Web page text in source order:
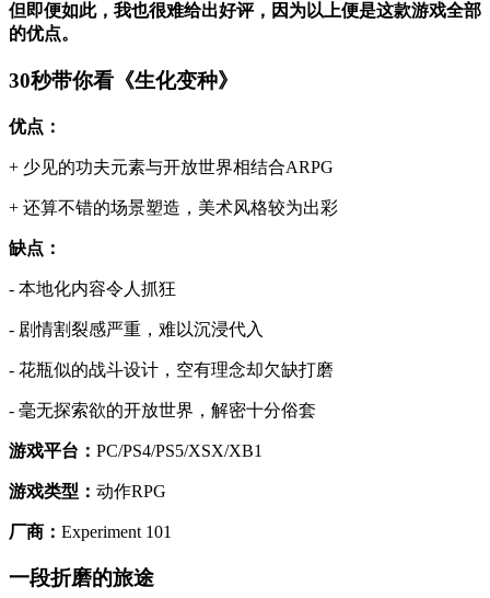
但即便如此，我也很难给出好评，因为以上便是这款游戏全部
的优点。
30秒带你看《生化变种》
优点：
+ 少见的功夫元素与开放世界相结合ARPG
+ 还算不错的场景塑造，美术风格较为出彩
缺点：
- 本地化内容令人抓狂
- 剧情割裂感严重，难以沉浸代入
- 花瓶似的战斗设计，空有理念却欠缺打磨
- 毫无探索欲的开放世界，解密十分俗套
游戏平台： PC/PS4/PS5/XSX/XB1
游戏类型： 动作RPG
厂商： Experiment 101
一段折磨的旅途